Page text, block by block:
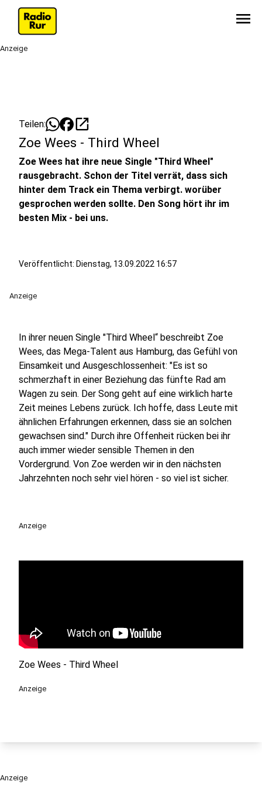
menu
Anzeige
Teilen: open_in_new
Zoe Wees - Third Wheel
Zoe Wees hat ihre neue Single "Third Wheel"
rausgebracht. Schon der Titel verrät, dass sich
hinter dem Track ein Thema verbirgt. worüber
gesprochen werden sollte. Den Song hört ihr im
besten Mix - bei uns.
Veröffentlicht: Dienstag, 13.09.2022 16:57
Anzeige
In ihrer neuen Single "Third Wheel“ beschreibt Zoe
Wees, das Mega-Talent aus Hamburg, das Gefühl von
Einsamkeit und Ausgeschlossenheit: "Es ist so
schmerzhaft in einer Beziehung das fünfte Rad am
Wagen zu sein. Der Song geht auf eine wirklich harte
Zeit meines Lebens zurück. Ich hoffe, dass Leute mit
ähnlichen Erfahrungen erkennen, dass sie an solchen
gewachsen sind." Durch ihre Offenheit rücken bei ihr
auch immer wieder sensible Themen in den
Vordergrund. Von Zoe werden wir in den nächsten
Jahrzehnten noch sehr viel hören - so viel ist sicher.
Anzeige
Zoe Wees - Third Wheel
Anzeige
Anzeige